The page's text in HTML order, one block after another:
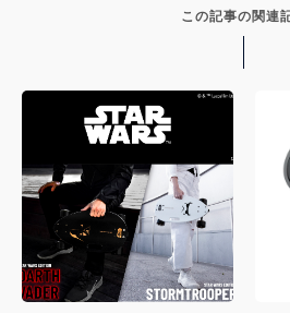
この記事の関連